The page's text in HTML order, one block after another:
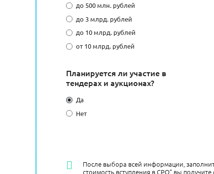
до 500 млн. рублей
до 3 млрд. рублей
до 10 млрд. рублей
от 10 млрд. рублей
Планируется ли участие в
тендерах и аукционах?
Да
Нет
После выбора всей информации,
стоимость вступления в СРО” вы получите